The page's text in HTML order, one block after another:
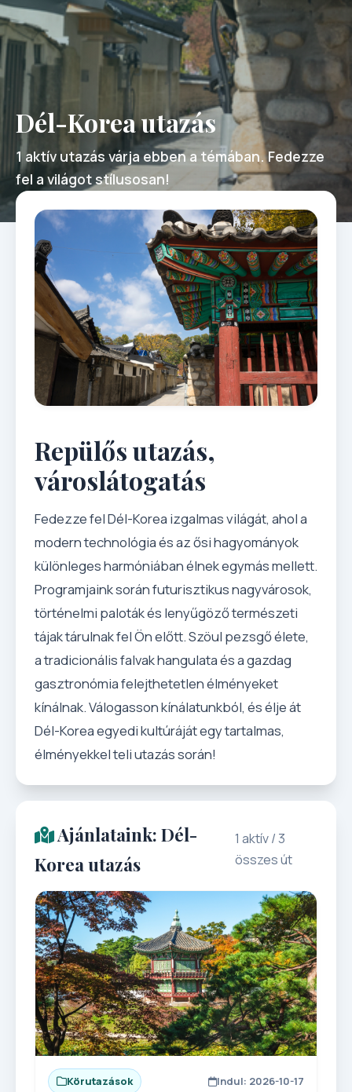
Dél-Korea utazás
1 aktív utazás várja ebben a témában. Fedezze
fel a világot stílusosan!
Repülős utazás,
városlátogatás
Fedezze fel Dél-Korea izgalmas világát, ahol a
modern technológia és az ősi hagyományok
különleges harmóniában élnek egymás mellett.
Programjaink során futurisztikus nagyvárosok,
történelmi paloták és lenyűgöző természeti
tájak tárulnak fel Ön előtt. Szöul pezsgő élete,
a tradicionális falvak hangulata és a gazdag
gasztronómia felejthetetlen élményeket
kínálnak. Válogasson kínálatunkból, és élje át
Dél-Korea egyedi kultúráját egy tartalmas,
élményekkel teli utazás során!
Ajánlataink: Dél-
Korea utazás
1 aktív / 3
összes út
Körutazások Indul: 2026-10-17